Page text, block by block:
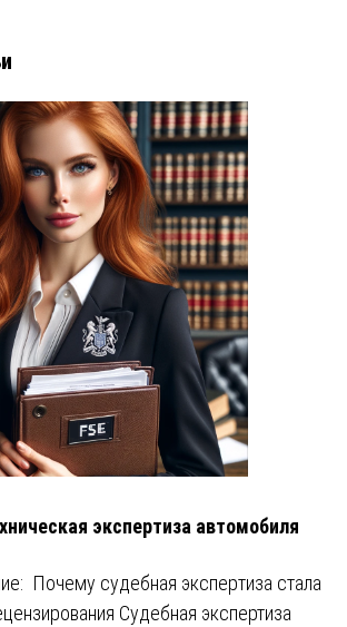
экспертиза автомобиля
Почему судебная экспертиза стала
Судебная экспертиза